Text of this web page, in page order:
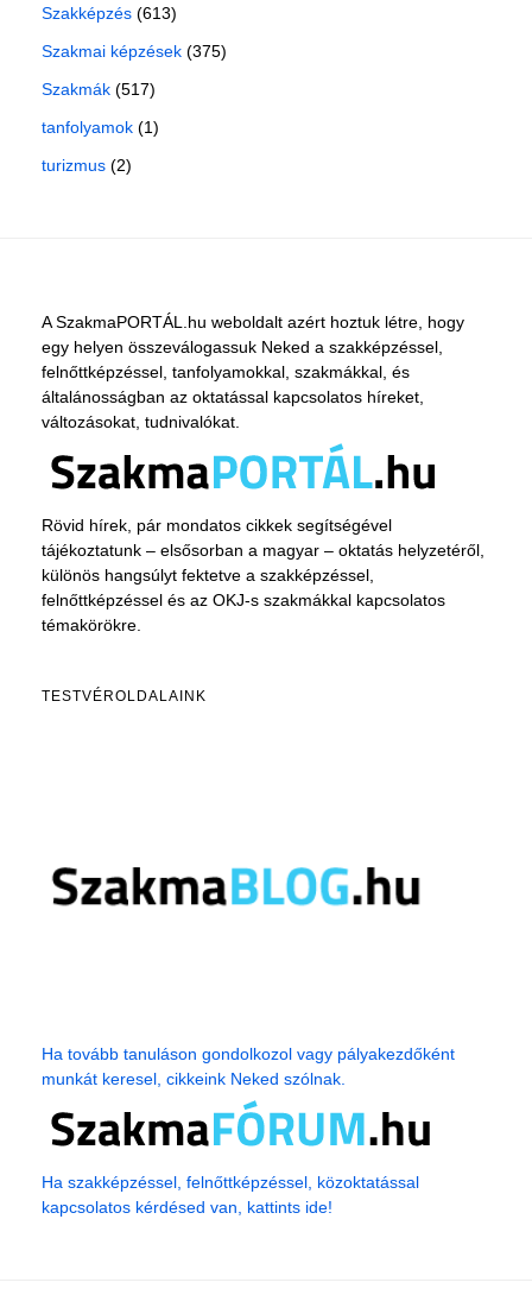
Szakképzés (613)
Szakmai képzések (375)
Szakmák (517)
tanfolyamok (1)
turizmus (2)
A SzakmaPORTÁL.hu weboldalt azért hoztuk létre, hogy
egy helyen összeválogassuk Neked a szakképzéssel,
felnőttképzéssel, tanfolyamokkal, szakmákkal, és
általánosságban az oktatással kapcsolatos híreket,
változásokat, tudnivalókat.
Rövid hírek, pár mondatos cikkek segítségével
tájékoztatunk – elsősorban a magyar – oktatás helyzetéről,
különös hangsúlyt fektetve a szakképzéssel,
felnőttképzéssel és az OKJ-s szakmákkal kapcsolatos
témakörökre.
TESTVÉROLDALAINK
Ha tovább tanuláson gondolkozol vagy pályakezdőként
munkát keresel, cikkeink Neked szólnak.
Ha szakképzéssel, felnőttképzéssel, közoktatással
kapcsolatos kérdésed van, kattints ide!